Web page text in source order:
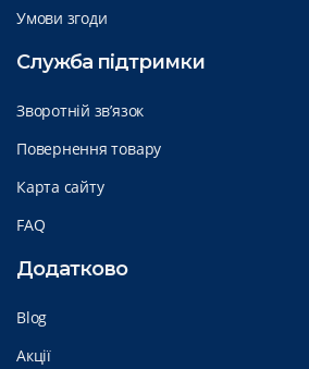
Умови згоди
Служба підтримки
Зворотній зв’язок
Повернення товару
Карта сайту
FAQ
Додатково
Blog
Акції